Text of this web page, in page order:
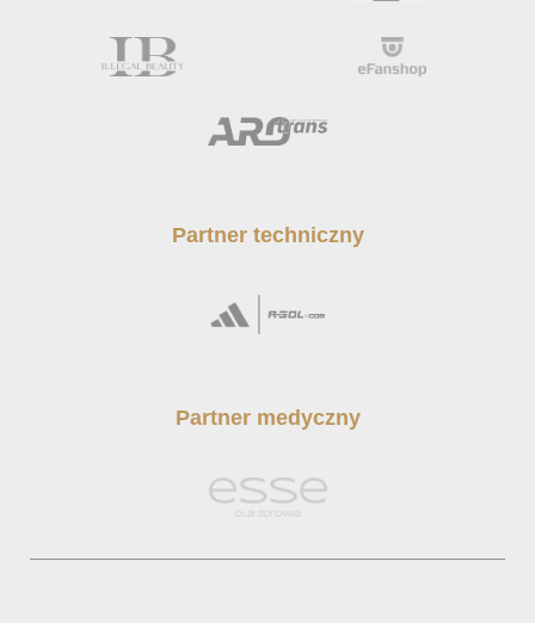
Partner techniczny
Partner medyczny